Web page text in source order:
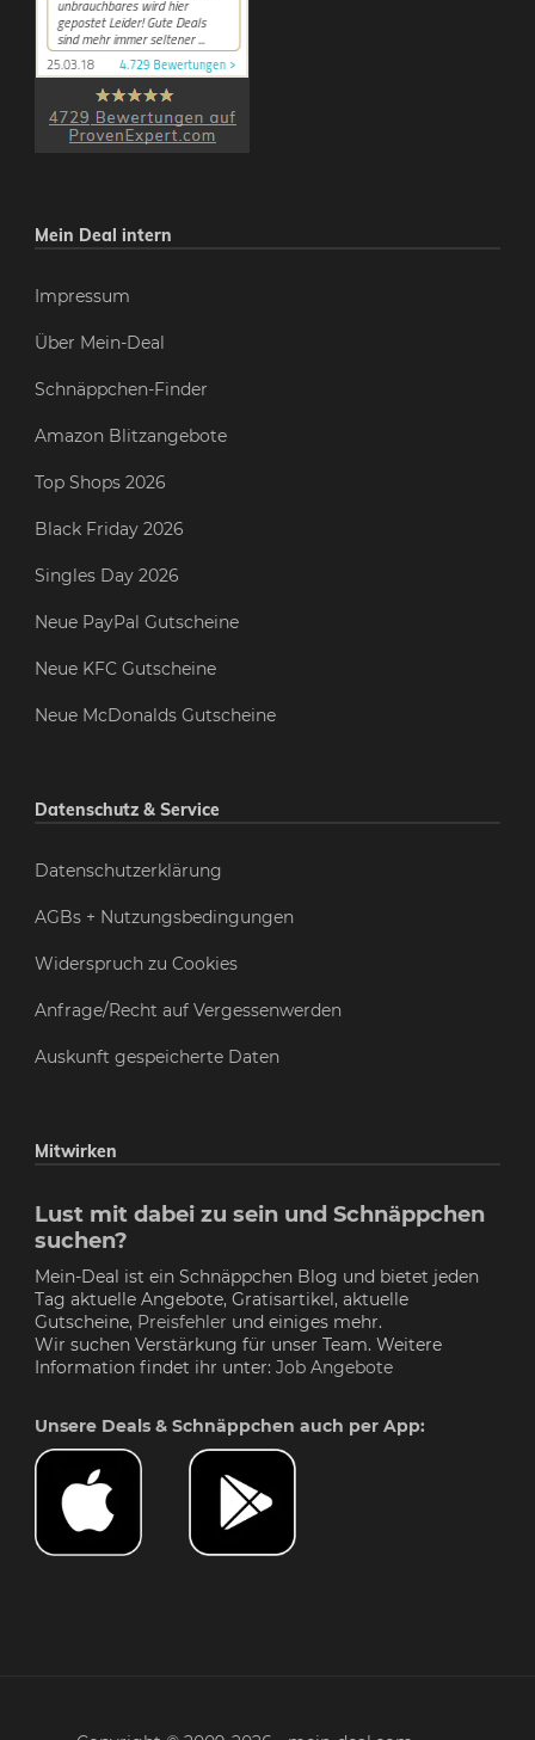
Mein Deal intern
Impressum
Über Mein-Deal
Schnäppchen-Finder
Amazon Blitzangebote
Top Shops 2026
Black Friday 2026
Singles Day 2026
Neue PayPal Gutscheine
Neue KFC Gutscheine
Neue McDonalds Gutscheine
Datenschutz & Service
Datenschutzerklärung
AGBs + Nutzungsbedingungen
Widerspruch zu Cookies
Anfrage/Recht auf Vergessenwerden
Auskunft gespeicherte Daten
Mitwirken
Lust mit dabei zu sein und Schnäppchen
suchen?
Mein-Deal ist ein Schnäppchen Blog und bietet jeden
Tag aktuelle Angebote, Gratisartikel, aktuelle
Gutscheine, Preisfehler und einiges mehr.
Wir suchen Verstärkung für unser Team. Weitere
Information findet ihr unter: Job Angebote
Unsere Deals & Schnäppchen auch per App: